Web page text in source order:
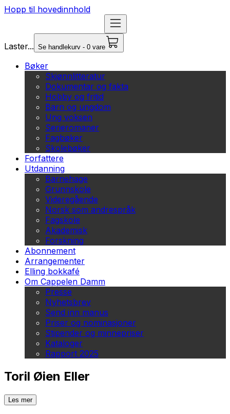
Hopp til hovedinnhold
Laster... Se handlekurv - 0 vare
Bøker
Skjønnlitteratur
Dokumentar og fakta
Hobby og fritid
Barn og ungdom
Ung voksen
Serieromaner
Fagbøker
Skolebøker
Forfattere
Utdanning
Barnehage
Grunnskole
Videregående
Norsk som andrespråk
Fagskole
Akademisk
Forskning
Abonnement
Arrangementer
Elling bokkafé
Om Cappelen Damm
Presse
Nyhetsbrev
Send inn manus
Priser og nominasjoner
Stipender og minnepriser
Kataloger
Rapport 2025
Toril Øien Eller
Les mer